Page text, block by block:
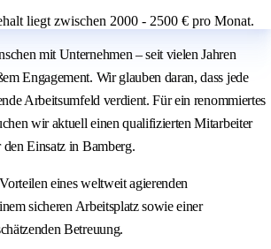
liegt zwischen 2000 - 2500 € pro Monat.
mit Unternehmen – seit vielen Jahren
Engagement. Wir glauben daran, dass jede
Arbeitsumfeld verdient. Für ein renommiertes
wir aktuell einen qualifizierten Mitarbeiter
Einsatz in Bamberg.
eines weltweit agierenden
sicheren Arbeitsplatz sowie einer
Betreuung.